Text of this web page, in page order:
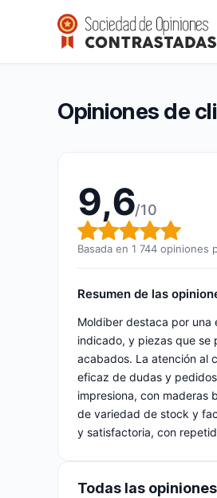
moldiber
Calificación global: 9,6 de 10
9,6/10(1 744
Opiniones de
9,6/10
Calificación
Basada en 1 744 opiniones
Resumen de las
Moldiber destaca por una
indicado, y piezas que se
acabados. La atención al
eficaz de dudas y
impresiona, con maderas
de variedad de stock y
y satisfactoria, con
Todas las opiniones